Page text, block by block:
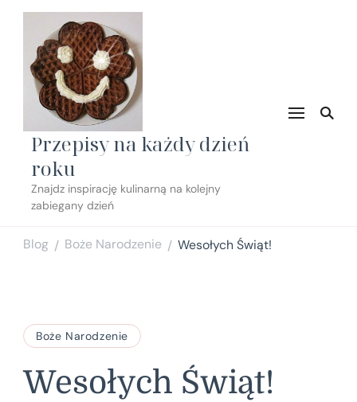
Przepisy na każdy dzień
roku
Znajdz inspirację kulinarną na kolejny
zabiegany dzień
Blog / Boże Narodzenie / Wesołych Świąt!
Boże Narodzenie
Wesołych Świąt!